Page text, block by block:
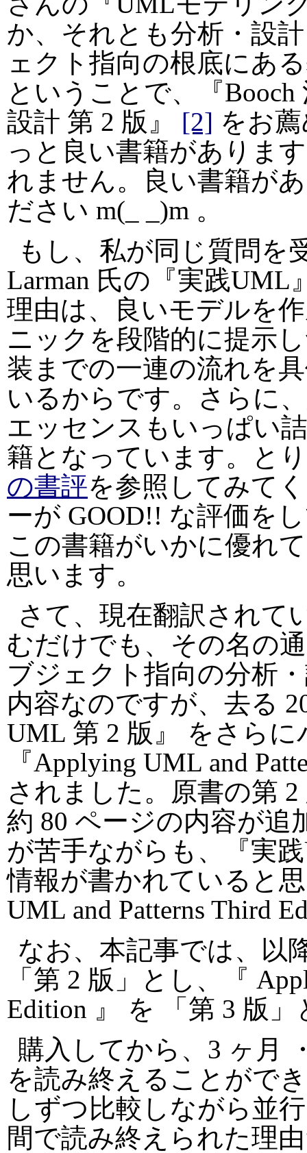
か、それとも分析・設
ェクト指向の根底にあ
ということで、『
設計 第 2 版』 [2] をお
っと良い書籍がありま
れません。良い書籍が
ださい m(_ _)m 。
もし、私が同じ質問を
Larman 氏の『実践UML
理由は、良いモデルを
ニックを段階的に提示
装までの一連の流れを
いるからです。さらに
エッセンスもいっぱい
籍となっています。と
の書評を参照してみて
ーが GOOD!! な評価を
この書籍がいかに優れ
思います。
さて、現在翻訳されて
むだけでも、その名の
ブジェクト指向の分析
内容なのですが、去る
UML 第 2 版』 をさら
『Applying UML and
されました。原書の第
約 80 ページの内容が追
が苦手ながらも、『実
情報が書かれていると
UML and Patterns Third
なお、本記事では、以
「第 2 版」とし、『
Edition 』 を 「第 3 版
購入してから、3 ヶ月
を読み終えることがで
しずつ比較しながら並
間で読み終えられた理